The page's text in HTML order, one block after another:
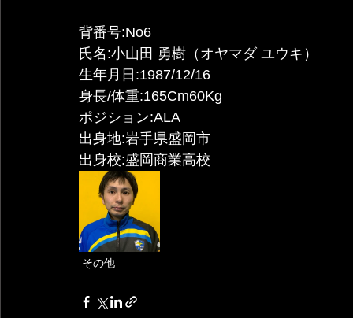
背番号:No6
氏名:小山田 勇樹（オヤマダ ユウキ）
生年月日:1987/12/16
身長/体重:165Cm60Kg
ポジション:ALA
出身地:岩手県盛岡市
出身校:盛岡商業高校
その他